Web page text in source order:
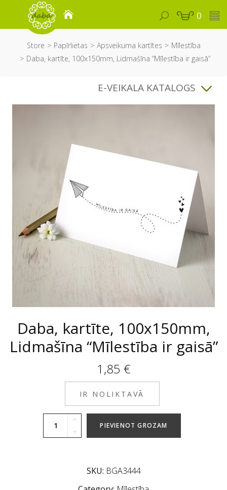
0
Store Papīrlietas Apsveikuma kartītes
Mīlestība
Daba, kartīte, 100x150mm, Lidmašīna “Mīlestība ir gaisā”
E-VEIKALA KATALOGS
Daba, kartīte, 100x150mm,
Lidmašīna “Mīlestība ir gaisā”
1,85 €
IR NOLIKTAVĀ
PIEVIENOT GROZAM
SKU: BGA3444